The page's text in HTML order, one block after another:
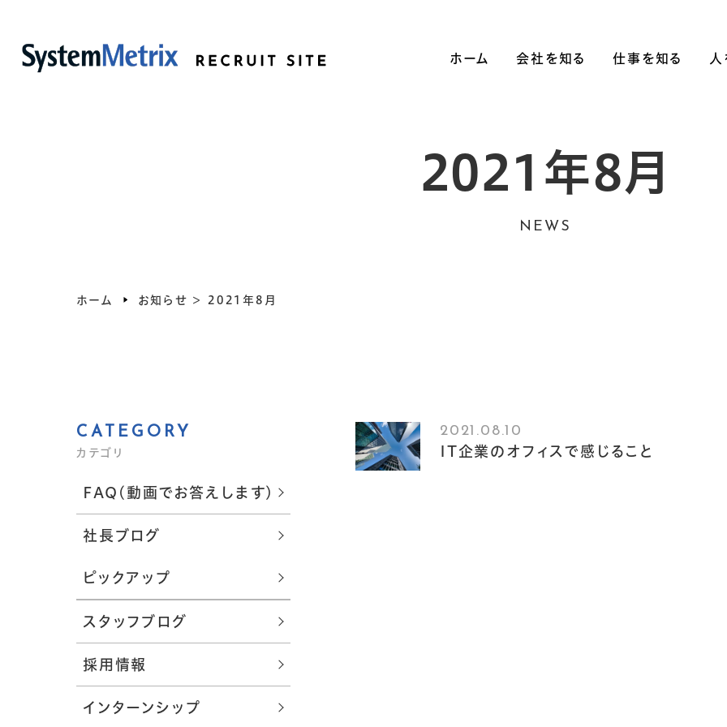
ホーム 会社を知る
起業ストーリー
仕事を知る
2021年8月
NEWS
ホーム お知らせ ＞ 2021年8月
CATEGORY
カテゴリ
FAQ(動画でお答えします)
社長ブログ
ピックアップ
スタッフブログ
採用情報
インターンシップ
2021.08.10
IT企業のオフィスで感じること